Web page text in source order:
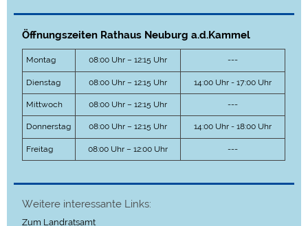
Öffnungszeiten Rathaus Neuburg a.d.Kammel
Montag 08:00 Uhr – 12:15 Uhr ---
Dienstag 08:00 Uhr – 12:15 Uhr 14:00 Uhr - 17:00 Uhr
Mittwoch 08:00 Uhr – 12:15 Uhr ---
Donnerstag 08:00 Uhr – 12:15 Uhr 14:00 Uhr - 18:00 Uhr
Freitag 08:00 Uhr – 12:00 Uhr ---
Weitere interessante Links:
Zum Landratsamt